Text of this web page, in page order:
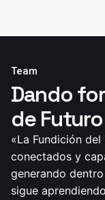
Team
Dando
de Futuro
«La Fundición
conectados y
generando
sigue